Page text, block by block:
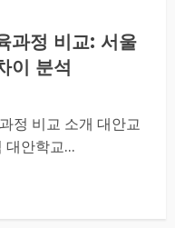
과정 비교: 서울
이 분석
정 비교 소개 대안교
대안학교...